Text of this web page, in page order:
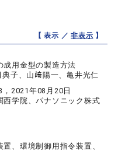
【 表示 ／非表示 】
成用金型の製造方法
典子、山﨑陽一、亀井光仁
2021年08月20日
西学院、パナソニック株式
、環境制御用指令装置、